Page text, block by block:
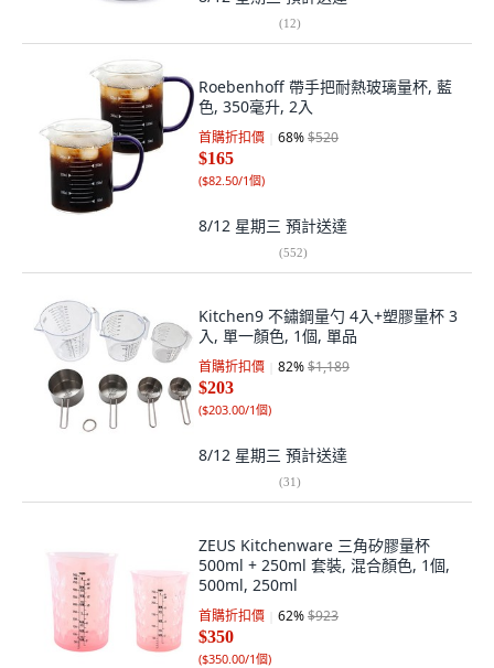
(12)
Roebenhoff 帶手把耐熱玻璃量杯, 藍
色, 350毫升, 2入
首購折扣價 68%$520
$165
($82.50/1個)
8/12 星期三 預計送達
(552)
Kitchen9 不鏽鋼量勺 4入+塑膠量杯 3
入, 單一顏色, 1個, 單品
首購折扣價 82%$1,189
$203
($203.00/1個)
8/12 星期三 預計送達
(31)
ZEUS Kitchenware 三角矽膠量杯
500ml + 250ml 套裝, 混合顏色, 1個,
500ml, 250ml
首購折扣價 62%$923
$350
($350.00/1個)